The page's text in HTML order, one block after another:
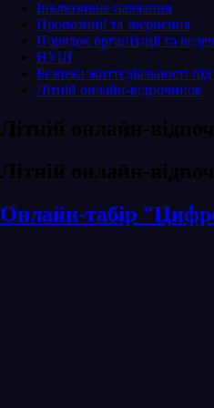
Інклюзивне навчання
Пропозиції та звернення
Порядок організації та
НУШ
Безпека життєдіяльності
Літній онлайн-відпочинок
Літній онлайн-
Літній онлайн-
Онлайн-табір